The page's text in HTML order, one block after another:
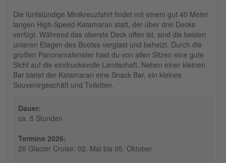
Die fünfstündige Minikreuzfahrt findet mit einem gut 40 Meter
langen High-Speed-Katamaran statt, der über drei Decks
verfügt. Während das oberste Deck offen ist, sind die beiden
unteren Etagen des Bootes verglast und beheizt. Durch die
großen Panoramafenster hast du von allen Sitzen eine gute
Sicht auf die eindrucksvolle Landschaft. Neben einer kleinen
Bar bietet der Katamaran eine Snack Bar, ein kleines
Souvenirgeschäft und Toiletten.
Dauer:
ca. 5 Stunden
Termine 2026:
26 Glacier Cruise: 02. Mai bis 05. Oktober